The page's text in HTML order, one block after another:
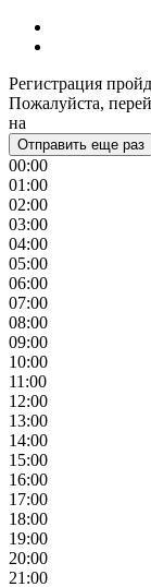
Регистрация
Пожалуйста,
на
Отправить еще раз
00:00
01:00
02:00
03:00
04:00
05:00
06:00
07:00
08:00
09:00
10:00
11:00
12:00
13:00
14:00
15:00
16:00
17:00
18:00
19:00
20:00
21:00